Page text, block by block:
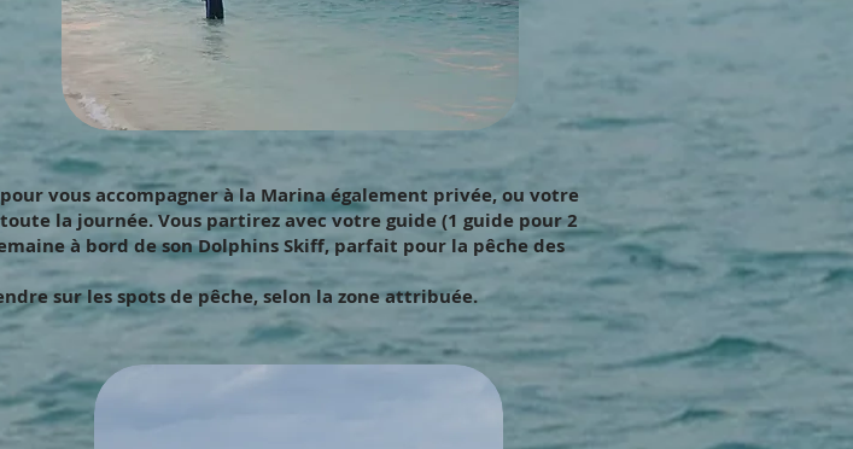
vous accompagner à la Marina également privée, ou votre
la journée. Vous partirez avec votre guide (1 guide pour 2
à bord de son Dolphins Skiff, parfait pour la pêche des
sur les spots de pêche, selon la zone attribuée.